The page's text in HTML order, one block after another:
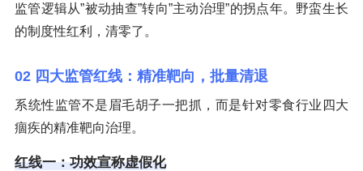
监管逻辑从”被动抽查”转向”主动治理”的拐点年。野蛮生长
的制度性红利，清零了。
02 四大监管红线：精准靶向，批量清退
系统性监管不是眉毛胡子一把抓，而是针对零食行业四大
痼疾的精准靶向治理。
红线一：功效宣称虚假化